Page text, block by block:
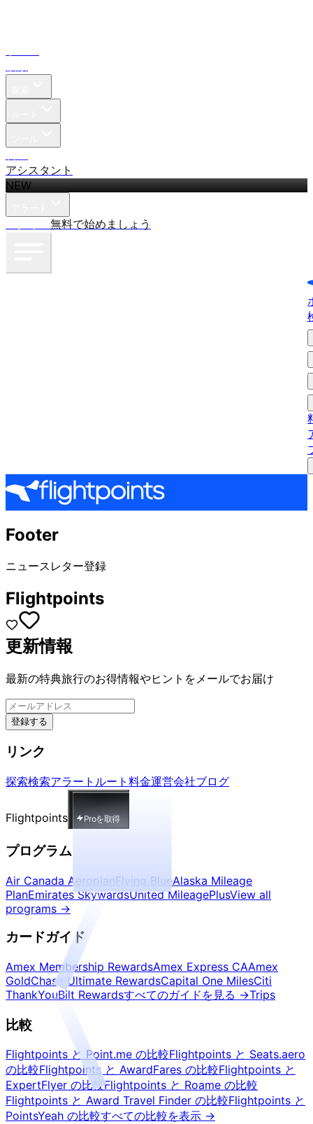
アシスタント
NEW
無料で始めましょう
Footer
ニュースレター登録
Flightpoints
更新情報
最新の特典旅行のお得情報やヒントをメールでお届け
登録する
リンク
探索検索アラート ルート 料金運営会社ブログ
Flightpoints Proを取得
プログラム
Air Canada AeroplanFlying BlueAlaska Mileage
PlanEmirates SkywardsUnited MileagePlusView all
programs →
カードガイド
Amex Membership RewardsAmex Express CAAmex
GoldChase Ultimate RewardsCapital One MilesCiti
ThankYouBilt Rewardsすべてのガイドを見る →Trips
比較
Flightpoints と Point.me の比較Flightpoints と Seats.aero
の比較Flightpoints と AwardFares の比較Flightpoints と
ExpertFlyer の比較Flightpoints と Roame の比較
Flightpoints と Award Travel Finder の比較Flightpoints と
PointsYeah の比較すべての比較を表示 →